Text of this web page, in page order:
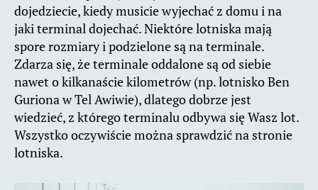
dojedziecie, kiedy musicie wyjechać z domu i na
jaki terminal dojechać. Niektóre lotniska mają
spore rozmiary i podzielone są na terminale.
Zdarza się, że terminale oddalone są od siebie
nawet o kilkanaście kilometrów (np. lotnisko Ben
Guriona w Tel Awiwie), dlatego dobrze jest
wiedzieć, z którego terminalu odbywa się Wasz lot.
Wszystko oczywiście można sprawdzić na stronie
lotniska.